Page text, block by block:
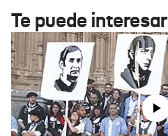
Te puede interesar